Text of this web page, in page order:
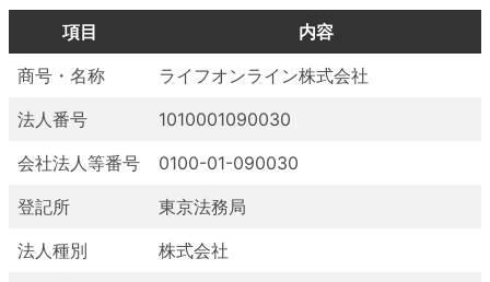
項目
内容
商号・名称
ライフオンライン株式会社
法人番号
1010001090030
会社法人等番号
0100-01-090030
登記所
東京法務局
法人種別
株式会社